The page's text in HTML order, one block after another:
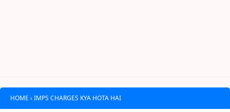
HOME › IMPS CHARGES KYA HOTA HAI